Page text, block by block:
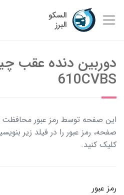
السکو
البرز
دوربین دنده عقب
610CVBS
این صفحه توسط رمز عبور
صفحه، رمز عبور را در فیلد زیر
کلیک کنید.
رمز عبور